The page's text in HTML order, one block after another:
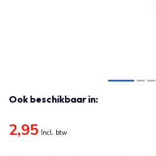
Ook beschikbaar in:
2,95 Incl. btw